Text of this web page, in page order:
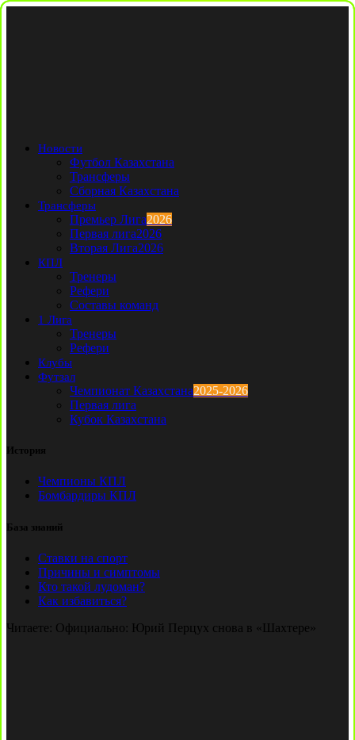
Новости
Футбол Казахстана
Трансферы
Сборная Казахстана
Трансферы
Премьер Лига2026
Первая лига2026
Вторая Лига2026
КПЛ
Тренеры
Рефери
Составы команд
1 Лига
Тренеры
Рефери
Клубы
Футзал
Чемпионат Казахстана2025-2026
Первая лига
Кубок Казахстана
История
Чемпионы КПЛ
Бомбардиры КПЛ
База знаний
Ставки на спорт
Причины и симптомы
Кто такой лудоман?
Как избавиться?
Читаете: Официально: Юрий Перцух снова в «Шахтере»